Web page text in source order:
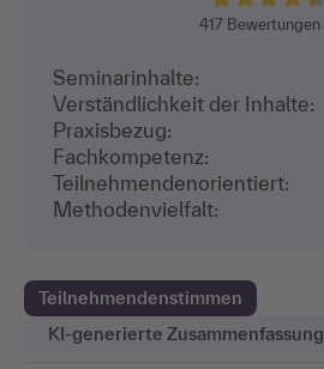
417 Bewertungen
Seminarinhalte:
Verständlichkeit der Inhalte:
Praxisbezug:
Fachkompetenz:
Teilnehmenden­orientiert:
Methodenvielfalt:
Teilnehmendenstimmen
KI-generierte Zusammenfassung